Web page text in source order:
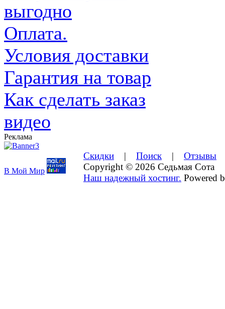
выгодно
Оплата.
Условия доставки
Гарантия на товар
Как сделать заказ
видео
Реклама
В Мой Мир
Скидки | Поиск | Отзывы
Copyright © 2026 Седьмая Сота
Наш надежный хостинг. Powered